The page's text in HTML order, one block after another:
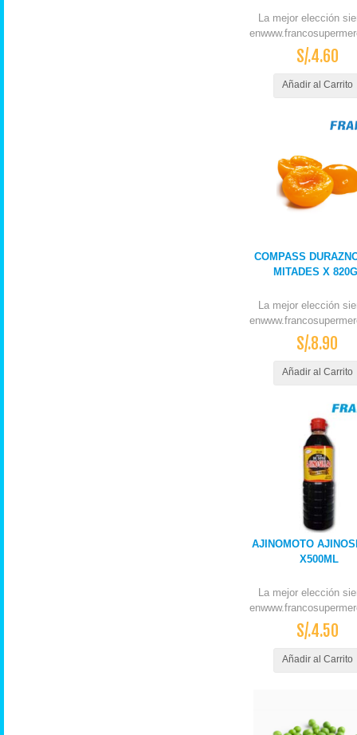
La mejor elección
S/.4.60
Añadir al Carrito
COMPASS
MITADES X
La mejor elección
S/.8.90
Añadir al Carrito
AJINOMOTO
X500ML
La mejor elección
S/.4.50
Añadir al Carrito